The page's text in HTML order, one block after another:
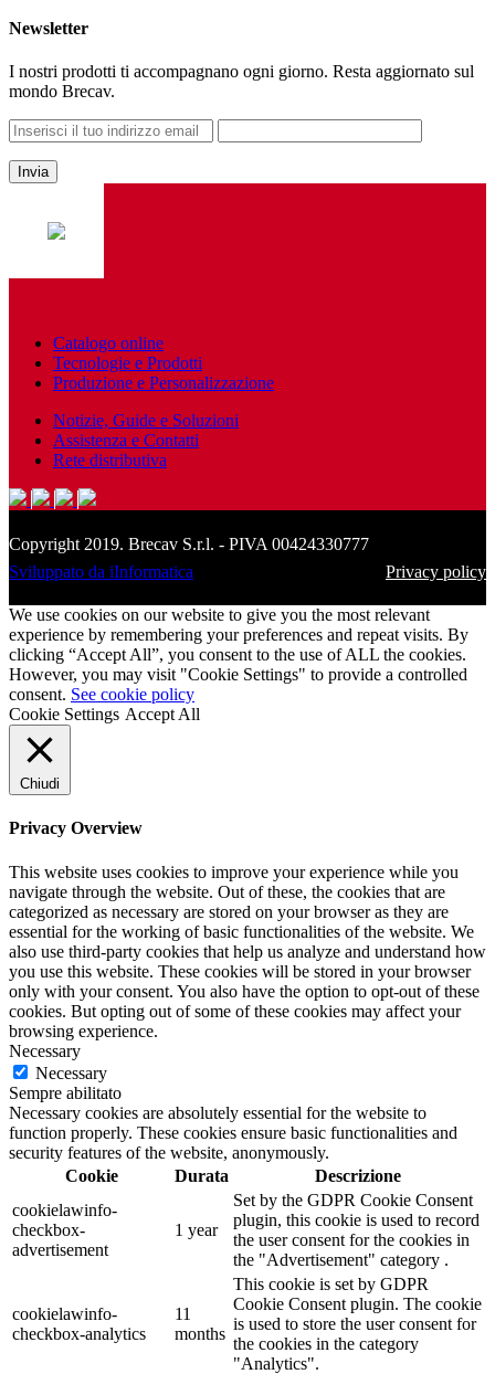
Newsletter
I nostri prodotti ti accompagnano ogni giorno. Resta aggiornato sul
mondo Brecav.
Catalogo online
Tecnologie e Prodotti
Produzione e Personalizzazione
Notizie, Guide e Soluzioni
Assistenza e Contatti
Rete distributiva
Copyright 2019. Brecav S.r.l. - PIVA 00424330777
Sviluppato da iInformatica
Privacy policy
We use cookies on our website to give you the most relevant
experience by remembering your preferences and repeat visits. By
clicking “Accept All”, you consent to the use of ALL the cookies.
However, you may visit "Cookie Settings" to provide a controlled
consent. See cookie policy
Cookie Settings Accept All
Chiudi
Privacy Overview
This website uses cookies to improve your experience while you
navigate through the website. Out of these, the cookies that are
categorized as necessary are stored on your browser as they are
essential for the working of basic functionalities of the website. We
also use third-party cookies that help us analyze and understand how
you use this website. These cookies will be stored in your browser
only with your consent. You also have the option to opt-out of these
cookies. But opting out of some of these cookies may affect your
browsing experience.
Necessary
Necessary
Sempre abilitato
Necessary cookies are absolutely essential for the website to
function properly. These cookies ensure basic functionalities and
security features of the website, anonymously.
Cookie
Durata
Descrizione
cookielawinfo-
checkbox-
advertisement
1 year
Set by the GDPR Cookie Consent
plugin, this cookie is used to record
the user consent for the cookies in
the "Advertisement" category .
cookielawinfo-
checkbox-analytics
11
months
This cookie is set by GDPR
Cookie Consent plugin. The cookie
is used to store the user consent for
the cookies in the category
"Analytics".